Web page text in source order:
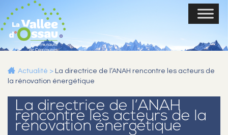
Actualité > La directrice de l’ANAH rencontre les acteurs de
la rénovation énergétique
La directrice de l’ANAH
rencontre les acteurs de la
rénovation énergétique